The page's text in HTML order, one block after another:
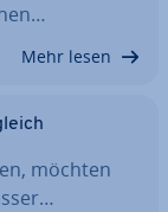
Mehr lesen
möchten